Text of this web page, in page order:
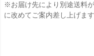
※お届け先により別途送料
に改めてご案内差し上げます